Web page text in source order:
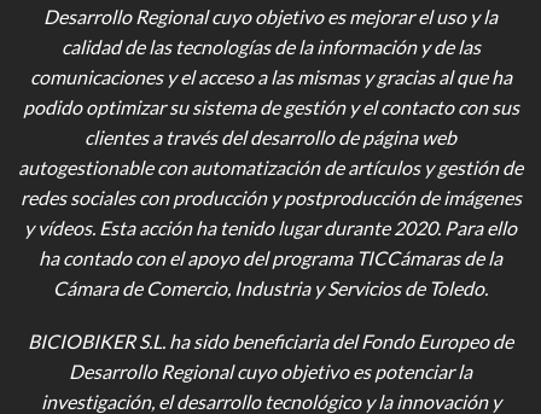
Desarrollo Regional cuyo objetivo es mejorar el uso y la
calidad de las tecnologías de la información y de las
comunicaciones y el acceso a las mismas y gracias al que ha
podido optimizar su sistema de gestión y el contacto con sus
clientes a través del desarrollo de página web
autogestionable con automatización de artículos y gestión de
redes sociales con producción y postproducción de imágenes
y vídeos. Esta acción ha tenido lugar durante 2020. Para ello
ha contado con el apoyo del programa TICCámaras de la
Cámara de Comercio, Industria y Servicios de Toledo.
BICIOBIKER S.L. ha sido beneficiaria del Fondo Europeo de
Desarrollo Regional cuyo objetivo es potenciar la
investigación, el desarrollo tecnológico y la innovación y